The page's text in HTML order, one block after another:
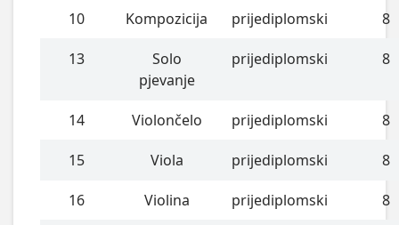
10 Kompozicija prijediplomski 8
13
Solo
pjevanje
prijediplomski 8
14 Violončelo prijediplomski 8
15 Viola prijediplomski 8
16 Violina prijediplomski 8